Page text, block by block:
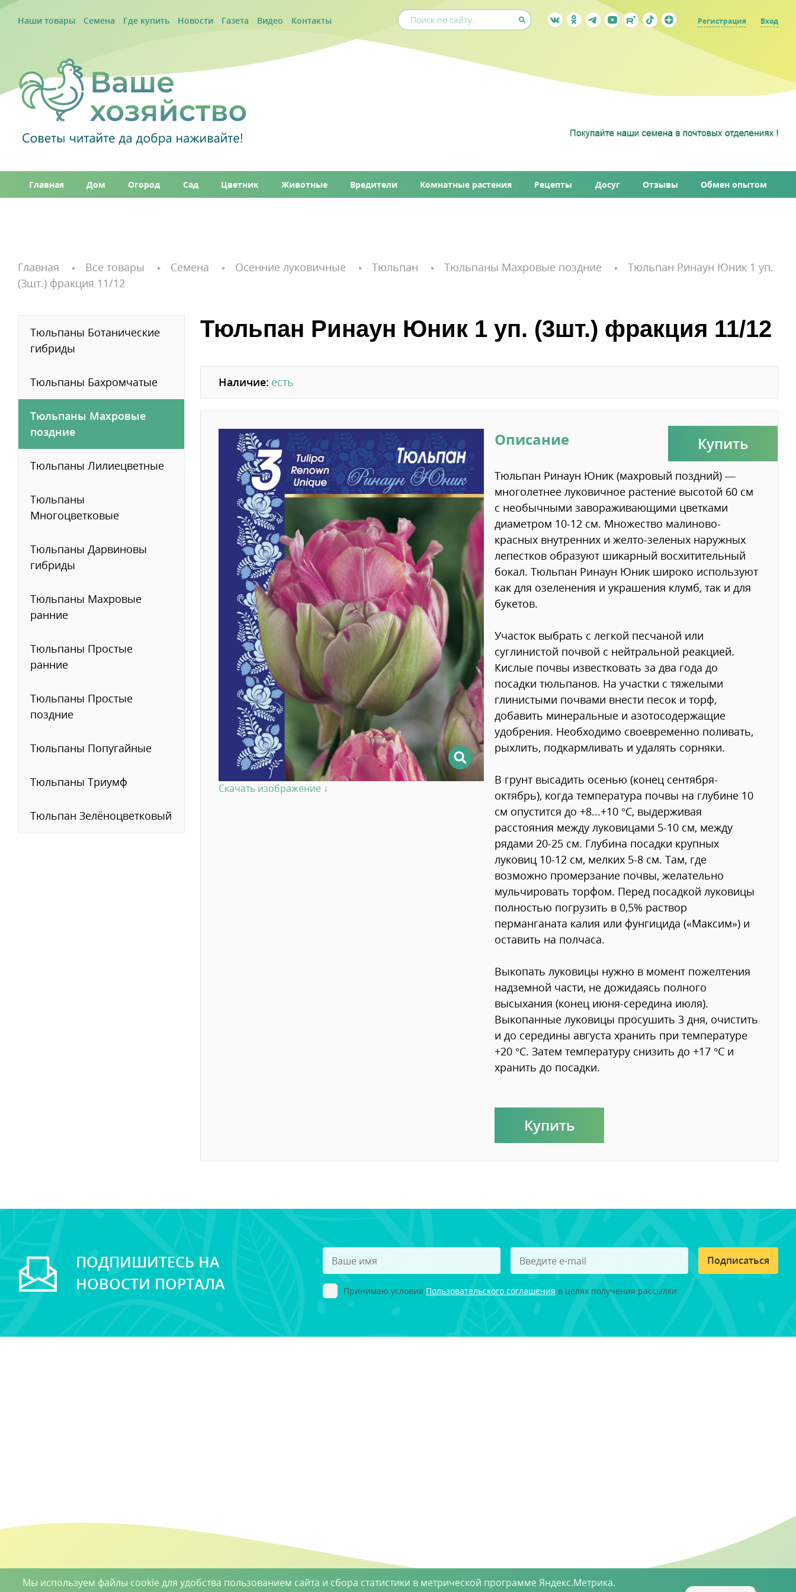
Наши товары Семена Где купить Новости Газета Видео Контакты Регистрация Вход
Главная Дом Огород Сад Цветник Животные Вредители Комнатные растения Рецепты Досуг Отзывы Обмен опытом
Главная Все товары Семена Осенние луковичные Тюльпан Тюльпаны Махровые поздние
Тюльпан Ринаун Юник 1 уп.
(3шт.) фракция 11/12
Тюльпаны Ботанические
гибриды
Тюльпаны Бахромчатые
Тюльпаны Махровые
поздние
Тюльпаны Лилиецветные
Тюльпаны
Многоцветковые
Тюльпаны Дарвиновы
гибриды
Тюльпаны Махровые
ранние
Тюльпаны Простые
ранние
Тюльпаны Простые
поздние
Тюльпаны Попугайные
Тюльпаны Триумф
Тюльпан Зелёноцветковый
Тюльпан Ринаун Юник 1 уп. (3шт.) фракция 11/12
Наличие: есть
Скачать изображение ↓
Купить
Описание
Тюльпан Ринаун Юник (махровый поздний) —
многолетнее луковичное растение высотой 60 см
с необычными завораживающими цветками
диаметром 10-12 см. Множество малиново-
красных внутренних и желто-зеленых наружных
лепестков образуют шикарный восхитительный
бокал. Тюльпан Ринаун Юник широко используют
как для озеленения и украшения клумб, так и для
букетов.
Участок выбрать с легкой песчаной или
суглинистой почвой с нейтральной реакцией.
Кислые почвы известковать за два года до
посадки тюльпанов. На участки с тяжелыми
глинистыми почвами внести песок и торф,
добавить минеральные и азотосодержащие
удобрения. Необходимо своевременно поливать,
рыхлить, подкармливать и удалять сорняки.
В грунт высадить осенью (конец сентября-
октябрь), когда температура почвы на глубине 10
см опустится до +8...+10 °С, выдерживая
расстояния между луковицами 5-10 см, между
рядами 20-25 см. Глубина посадки крупных
луковиц 10-12 см, мелких 5-8 см. Там, где
возможно промерзание почвы, желательно
мульчировать торфом. Перед посадкой луковицы
полностью погрузить в 0,5% раствор
перманганата калия или фунгицида («Максим») и
оставить на полчаса.
Выкопать луковицы нужно в момент пожелтения
надземной части, не дожидаясь полного
высыхания (конец июня-середина июля).
Выкопанные луковицы просушить 3 дня, очистить
и до середины августа хранить при температуре
+20 °С. Затем температуру снизить до +17 °С и
хранить до посадки.
Купить
ПОДПИШИТЕСЬ НА
НОВОСТИ ПОРТАЛА
Подписаться
Принимаю условия Пользовательского соглашения в целях получения рассылки
Мы используем файлы cookie для удобства пользованием сайта и сбора статистики в метрической программе Яндекс.Метрика.